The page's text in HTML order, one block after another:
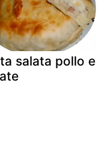
salata pollo e